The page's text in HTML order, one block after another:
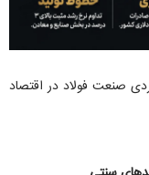
صنعت فولاد در اقتصاد